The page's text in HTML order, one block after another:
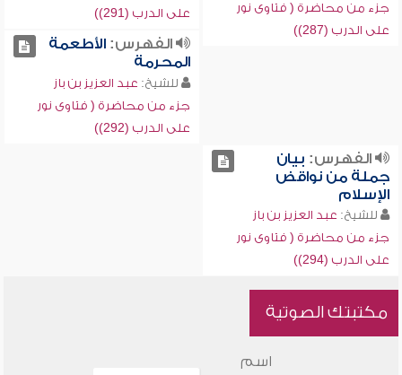
جزء من محاضرة ( فتاوى نور
على الدرب (287))
على الدرب (291))
الفهرس:الأطعمة
المحرمة
للشيخ: عبد العزيز بن باز
جزء من محاضرة ( فتاوى نور
على الدرب (292))
الفهرس: بيان
جملة من نواقض
الإسلام
للشيخ: عبد العزيز بن باز
جزء من محاضرة ( فتاوى نور
على الدرب (294))
مكتبتك الصوتية
اسم